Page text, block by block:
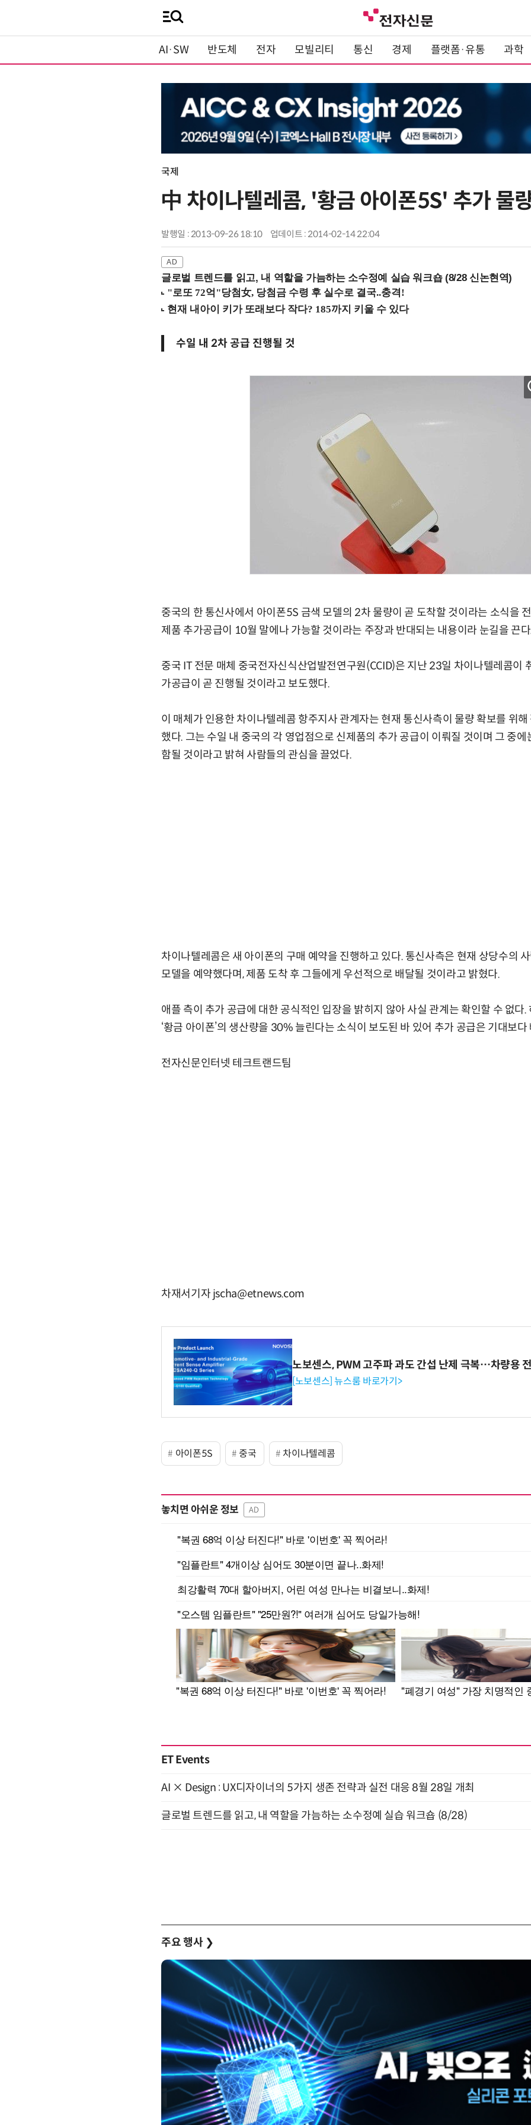
AI·SW 반도체 전자 모빌리티 통신 경제 플랫폼·유통 과학
국제
中 차이나텔레콤, '황금 아이폰5S' 추가 물
발행일 : 2013-09-26 18:10 업데이트 : 2014-02-14 22:04
글로벌 트렌드를 읽고, 내 역할을 가늠하는 소수정예 실습 워크숍 (8/28 신논현역)
수일 내 2차 공급 진행될 것
중국의 한 통신사에서 아이폰5S 금색 모델의 2차 물량이 곧 도착할 것이라는 소식을
제품 추가공급이 10월 말에나 가능할 것이라는 주장과 반대되는 내용이라 눈길을 끈
중국 IT 전문 매체 중국전자신식산업발전연구원(CCID)은 지난 23일 차이나텔레콤이
가공급이 곧 진행될 것이라고 보도했다.
이 매체가 인용한 차이나텔레콤 항주지사 관계자는 현재 통신사측이 물량 확보를 위
했다. 그는 수일 내 중국의 각 영업점으로 신제품의 추가 공급이 이뤄질 것이며 그 중에
함될 것이라고 밝혀 사람들의 관심을 끌었다.
차이나텔레콤은 새 아이폰의 구매 예약을 진행하고 있다. 통신사측은 현재 상당수의
모델을 예약했다며, 제품 도착 후 그들에게 우선적으로 배달될 것이라고 밝혔다.
애플 측이 추가 공급에 대한 공식적인 입장을 밝히지 않아 사실 관계는 확인할 수 없다.
‘황금 아이폰’의 생산량을 30% 늘린다는 소식이 보도된 바 있어 추가 공급은 기대보
전자신문인터넷 테크트랜드팀
차재서기자 jscha@etnews.com
노보센스, PWM 고주파 과도 간섭 난제 극복…차량용
[노보센스] 뉴스룸 바로가기>
아이폰5S 중국 차이나텔레콤
놓치면 아쉬운 정보 AD
ET Events
AI × Design : UX디자이너의 5가지 생존 전략과 실전 대응 8월 28일 개최
글로벌 트렌드를 읽고, 내 역할을 가늠하는 소수정예 실습 워크숍 (8/28)
주요 행사 ❯